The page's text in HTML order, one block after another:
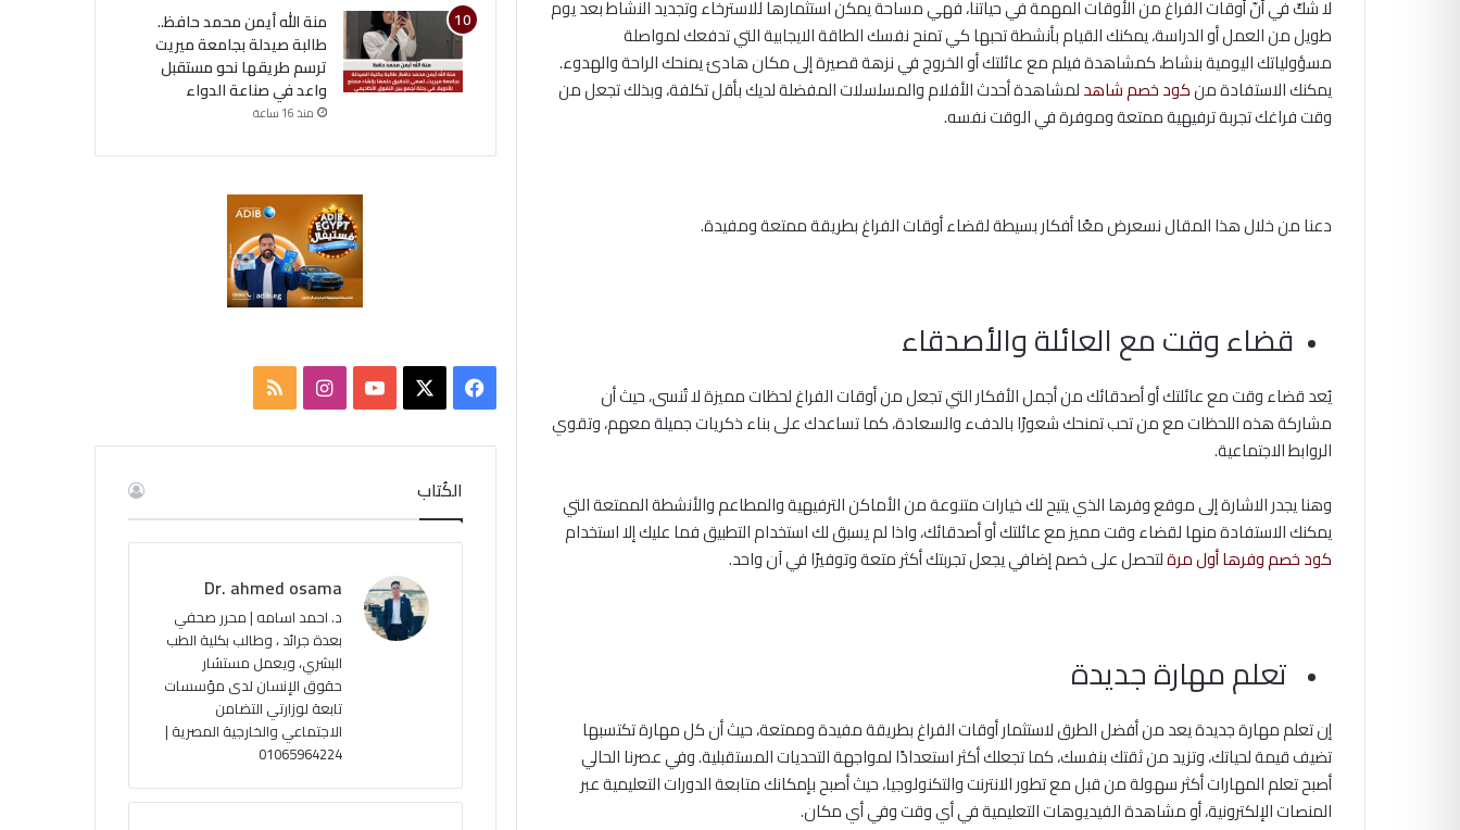
لا شكّ في أنّ أوقات الفراغ من الأوقات المهمة في حياتنا، فهي مساحة يمكن استثمارها للاسترخاء وتجديد النشاط بعد يوم
طويل من العمل أو الدراسة، يمكنك القيام بأنشطة تحبها كي تمنح نفسك الطاقة الايجابية التي تدفعك لمواصلة
مسؤولياتك اليومية بنشاط، كمشاهدة فيلم مع عائلتك أو الخروج في نزهة قصيرة إلى مكان هادئ يمنحك الراحة والهدوء.
يمكنك الاستفادة منكود خصم شاهدلمشاهدة أحدث الأفلام والمسلسلات المفضلة لديك بأقل تكلفة، وبذلك تجعل من
وقت فراغك تجربة ترفيهية ممتعة وموفرة في الوقت نفسه.
دعنا من خلال هذا المقال نسعرض معًا أفكار بسيطة لقضاء أوقات الفراغ بطريقة ممتعة ومفيدة.
قضاء وقت مع العائلة والأصدقاء
يُعد قضاء وقت مع عائلتك أو أصدقائك من أجمل الأفكار التي تجعل من أوقات الفراغ لحظات مميزة لا تُنسى، حيث أن
مشاركة هذه اللحظات مع من تحب تمنحك شعورًا بالدفء والسعادة، كما تساعدك على بناء ذكريات جميلة معهم، وتقوي
الروابط الاجتماعية.
وهنا يجدر الاشارة إلى موقع وفرها الذي يتيح لك خيارات متنوعة من الأماكن الترفيهية والمطاعم والأنشطة الممتعة التي
يمكنك الاستفادة منها لقضاء وقت مميز مع عائلتك أو أصدقائك، واذا لم يسبق لك استخدام التطبيق فما عليك إلا استخدام
كود خصم وفرها أول مرةلتحصل على خصم إضافي يجعل تجربتك أكثر متعة وتوفيرًا في آن واحد.
تعلم مهارة جديدة
إن تعلم مهارة جديدة يعد من أفضل الطرق لاستثمار أوقات الفراغ بطريقة مفيدة وممتعة، حيث أن كل مهارة تكتسبها
تضيف قيمة لحياتك، وتزيد من ثقتك بنفسك، كما تجعلك أكثر استعدادًا لمواجهة التحديات المستقبلية. وفي عصرنا الحالي
أصبح تعلم المهارات أكثر سهولة من قبل مع تطور الانترنت والتكنولوجيا، حيث أصبح بإمكانك متابعة الدورات التعليمية عبر
المنصات الإلكترونية، أو مشاهدة الفيديوهات التعليمية في أي وقت وفي أي مكان.
منة الله أيمن محمد حافظ..
طالبة صيدلة بجامعة ميريت
ترسم طريقها نحو مستقبل
واعد في صناعة الدواء
منذ 16 ساعة
س
ب
u
u
ا
ت
ر
ا
م
ص
ل
م
و
ق
ع
الكُتاب
Dr. ahmed osama
د. احمد اسامه | محرر صحفي
بعدة جرائد ، وطالب بكلية الطب
البشري، ويعمل مستشار
حقوق الإنسان لدى مؤسسات
تابعة لوزارتي التضامن
الاجتماعي والخارجية المصرية |
01065964224